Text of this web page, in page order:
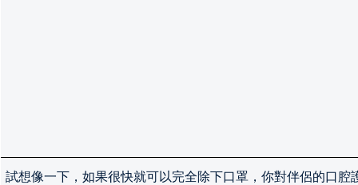
試想像一下，如果很快就可以完全除下口罩，你對伴侶的口腔